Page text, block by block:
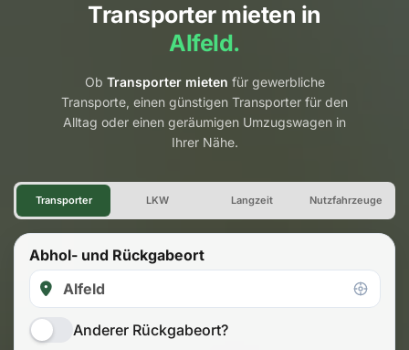
Transporter mieten in
Alfeld.
Ob Transporter mieten für gewerbliche
Transporte, einen günstigen Transporter für den
Alltag oder einen geräumigen Umzugswagen in
Ihrer Nähe.
Transporter Vermietung
Transporter LKW Langzeit Nutzfahrzeuge
Abhol- und Rückgabeort
Anderer Rückgabeort?